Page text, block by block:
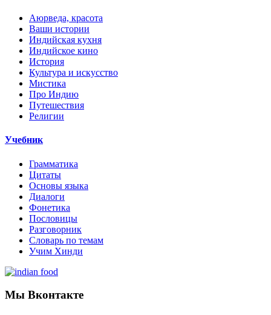
Аюрведа, красота
Ваши истории
Индийская кухня
Индийское кино
История
Культура и искусство
Мистика
Про Индию
Путешествия
Религии
Учебник
Грамматика
Цитаты
Основы языка
Диалоги
Фонетика
Пословицы
Разговорник
Словарь по темам
Учим Хинди
Мы Вконтакте